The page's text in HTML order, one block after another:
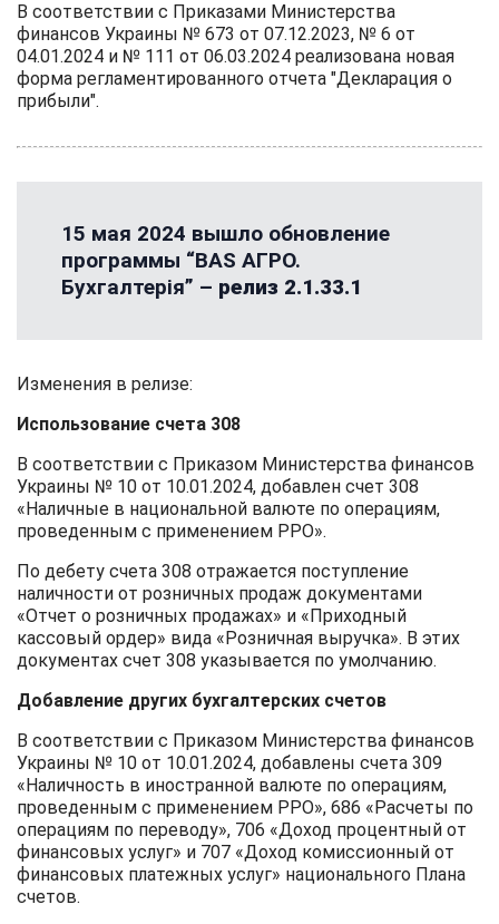
В соответствии с Приказами Министерства
финансов Украины № 673 от 07.12.2023, № 6 от
04.01.2024 и № 111 от 06.03.2024 реализована новая
форма регламентированного отчета "Декларация о
прибыли".
15 мая 2024 вышло обновление
программы “BAS АГРО.
Бухгалтерія” – релиз 2.1.33.1
Изменения в релизе:
Использование счета 308
В соответствии с Приказом Министерства финансов
Украины № 10 от 10.01.2024, добавлен счет 308
«Наличные в национальной валюте по операциям,
проведенным с применением РРО».
По дебету счета 308 отражается поступление
наличности от розничных продаж документами
«Отчет о розничных продажах» и «Приходный
кассовый ордер» вида «Розничная выручка». В этих
документах счет 308 указывается по умолчанию.
Добавление других бухгалтерских счетов
В соответствии с Приказом Министерства финансов
Украины № 10 от 10.01.2024, добавлены счета 309
«Наличность в иностранной валюте по операциям,
проведенным с применением РРО», 686 «Расчеты по
операциям по переводу», 706 «Доход процентный от
финансовых услуг» и 707 «Доход комиссионный от
финансовых платежных услуг» национального Плана
счетов.